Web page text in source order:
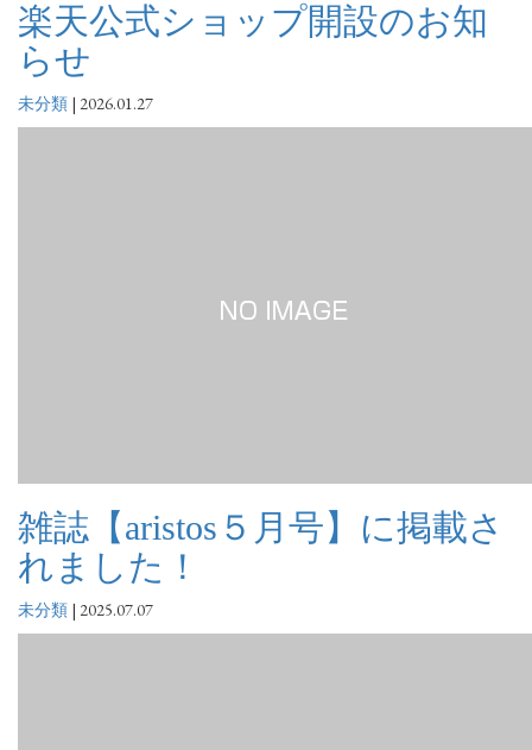
楽天公式ショップ開設のお知
らせ
未分類 | 2026.01.27
雑誌【aristos５月号】に掲載さ
れました！
未分類 | 2025.07.07